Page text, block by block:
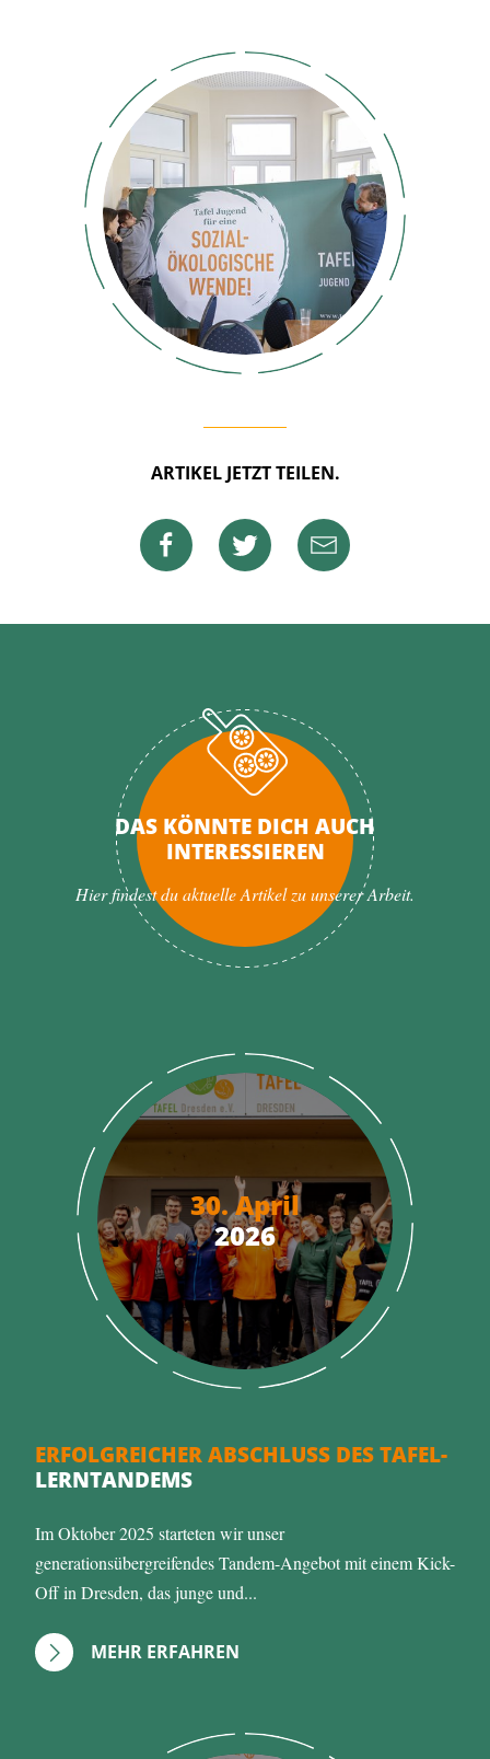
ARTIKEL JETZT TEILEN.
DAS KÖNNTE DICH AUCH
INTERESSIEREN
Hier findest du aktuelle Artikel zu unserer Arbeit.
30. April
2026
ERFOLGREICHER ABSCHLUSS DES TAFEL-
LERNTANDEMS
Im Oktober 2025 starteten wir unser
generationsübergreifendes Tandem-Angebot mit einem Kick-
Off in Dresden, das junge und...
MEHR ERFAHREN